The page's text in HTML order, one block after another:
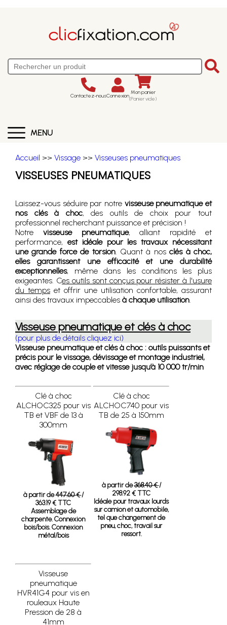
Contactez-nousConnexion Mon panier
(Panier vide)
MENU
Accueil >> Vissage >> Visseuses pneumatiques
VISSEUSES PNEUMATIQUES
Laissez-vous séduire par notre visseuse pneumatique et
nos clés à choc, des outils de choix pour tout
professionnel recherchant puissance et précision !
Notre visseuse pneumatique, alliant rapidité et
performance, est idéale pour les travaux nécessitant
une grande force de torsion. Quant à nosclés à choc,
elles garantissent une efficacité et une durabilité
exceptionnelles, même dans les conditions les plus
exigeantes. Ces outils sont conçus pour résister à l'usure
du temps et offrir une utilisation confortable, assurant
ainsi des travaux impeccables à chaque utilisation.
Visseuse pneumatique et clés à choc
(pour plus de détails cliquez ici)
Visseuse pneumatique et clés à choc : outils puissants et
précis pour le vissage, dévissage et montage industriel,
avec réglage de couple et vitesse jusqu’à 10 000 tr/min
Clé à choc
ALCHOC325 pour vis
TB et VBF de 13 à
300mm
à partir de447.60 €/
363.19 € TTC
Assemblage de
charpente. Connexion
bois/bois. Connexion
métal/bois
Clé à choc
ALCHOC740 pour vis
TB de 25 à 150mm
à partir de368.40 €/
298.92 € TTC
Idéale pour travaux lourds
sur camion et automobile,
tel que changement de
pneu, choc, travail sur
ressort.
Visseuse
pneumatique
HVR41G4 pour vis en
rouleaux Haute
Pression de 28 à
41mm